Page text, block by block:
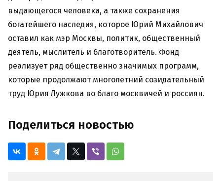
выдающегося человека, а также сохранения
богатейшего наследия, которое Юрий Михайлович
оставил как мэр Москвы, политик, общественный
деятель, мыслитель и благотворитель. Фонд
реализует ряд общественно значимых программ,
которые продолжают многолетний созидательный
труд Юрия Лужкова во благо москвичей и россиян.
Поделиться новостью